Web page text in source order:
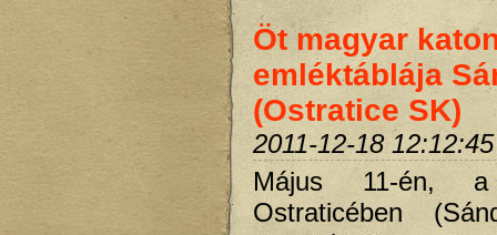
Öt magyar
emléktáblája
(Ostratice SK)
2011-12-18 12:12:45
Május 11-én, a
Ostraticében